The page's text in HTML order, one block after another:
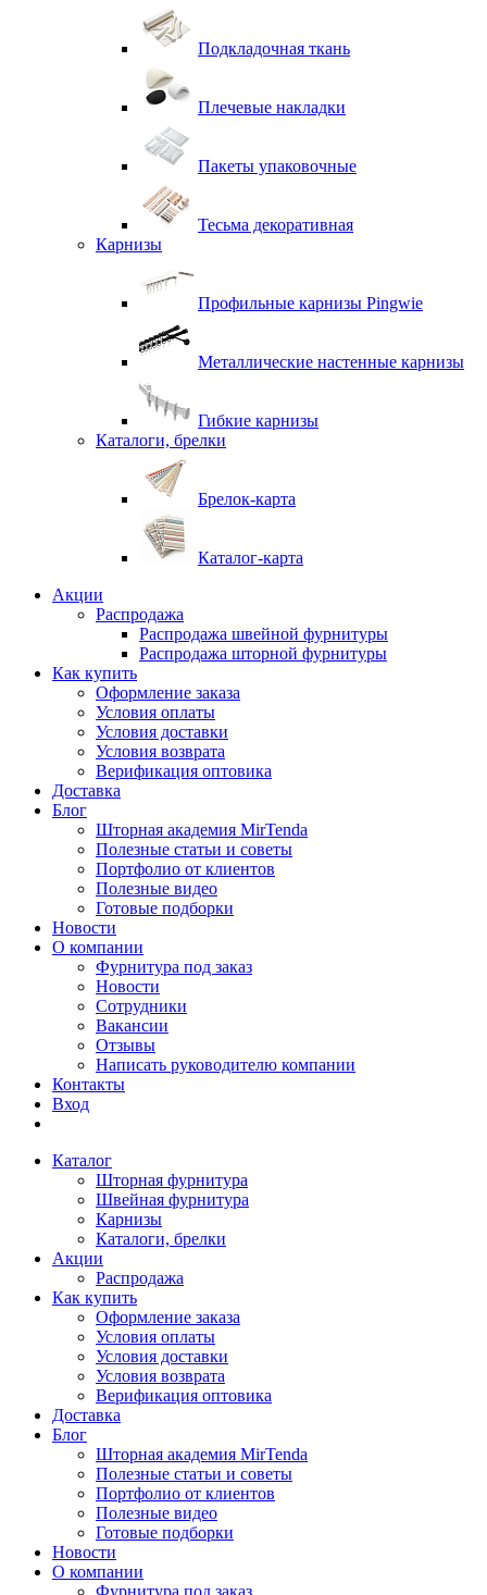
Подкладочная ткань
Плечевые накладки
Пакеты упаковочные
Тесьма декоративная
Карнизы
Профильные карнизы Pingwie
Металлические настенные карнизы
Гибкие карнизы
Каталоги, брелки
Брелок-карта
Каталог-карта
Акции
Распродажа
Распродажа швейной фурнитуры
Распродажа шторной фурнитуры
Как купить
Оформление заказа
Условия оплаты
Условия доставки
Условия возврата
Верификация оптовика
Доставка
Блог
Шторная академия MirTenda
Полезные статьи и советы
Портфолио от клиентов
Полезные видео
Готовые подборки
Новости
О компании
Фурнитура под заказ
Новости
Сотрудники
Вакансии
Отзывы
Написать руководителю компании
Контакты
Вход
Каталог
Шторная фурнитура
Швейная фурнитура
Карнизы
Каталоги, брелки
Акции
Распродажа
Как купить
Оформление заказа
Условия оплаты
Условия доставки
Условия возврата
Верификация оптовика
Доставка
Блог
Шторная академия MirTenda
Полезные статьи и советы
Портфолио от клиентов
Полезные видео
Готовые подборки
Новости
О компании
Фурнитура под заказ